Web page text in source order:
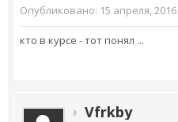
Опубликовано: 15 апреля, 2016
кто в курсе - тот понял ...
Vfrkby